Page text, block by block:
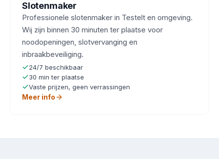
Slotenmaker
Professionele slotenmaker in Testelt en omgeving.
Wij zijn binnen 30 minuten ter plaatse voor
noodopeningen, slotvervanging en
inbraakbeveiliging.
24/7 beschikbaar
30 min ter plaatse
Vaste prijzen, geen verrassingen
Meer info